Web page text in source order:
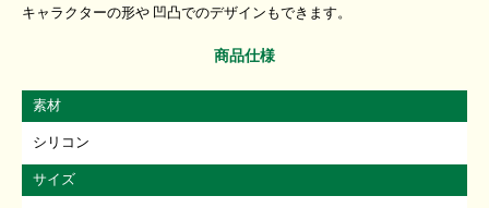
キャラクターの形や 凹凸でのデザインもできます。
商品仕様
素材
シリコン
サイズ